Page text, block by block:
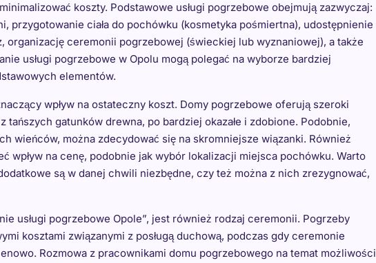
koszty. Podstawowe usługi pogrzebowe obejmują zazwyczaj:
przygotowanie ciała do pochówku (kosmetyka pośmiertna), udostępnienie
organizację ceremonii pogrzebowej (świeckiej lub wyznaniowej), a także
usługi pogrzebowe w Opolu mogą polegać na wyborze bardziej
elementów.
wpływ na ostateczny koszt. Domy pogrzebowe oferują szeroki
gatunków drewna, po bardziej okazałe i zdobione. Podobnie,
wieńców, można zdecydować się na skromniejsze wiązanki. Również
wpływ na cenę, podobnie jak wybór lokalizacji miejsca pochówku. Warto
są w danej chwili niezbędne, czy też można z nich zrezygnować,
usługi pogrzebowe Opole”, jest również rodzaj ceremonii. Pogrzeby
kosztami związanymi z posługą duchową, podczas gdy ceremonie
Rozmowa z pracownikami domu pogrzebowego na temat możliwości